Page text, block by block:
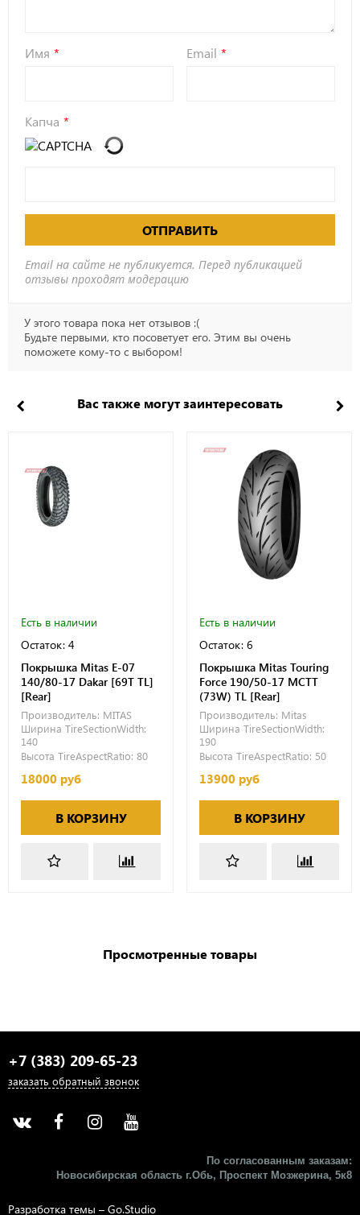
Имя Email
Капча
ОТПРАВИТЬ
Email на сайте не публикуется. Перед публикацией
отзывы проходят модерацию
У этого товара пока нет отзывов :(
Будьте первыми, кто посоветует его. Этим вы очень
поможете кому-то с выбором!
Вас также могут заинтересовать
Есть в наличии
Остаток: 4
Покрышка Mitas E-07
140/80-17 Dakar [69T TL]
[Rear]
Производитель: MITAS
Ширина TireSectionWidth:
140
Высота TireAspectRatio: 80
18000 руб
В КОРЗИНУ
Есть в наличии
Остаток: 6
Покрышка Mitas Touring
Force 190/50-17 MCTT
(73W) TL [Rear]
Производитель: Mitas
Ширина TireSectionWidth:
190
Высота TireAspectRatio: 50
13900 руб
В КОРЗИНУ
Просмотренные товары
+7 (383) 209-65-23
заказать обратный звонок
По согласованным заказам:
Новосибирская область г.Обь, Проспект Мозжерина, 5к8​
Разработка темы – Go.Studio